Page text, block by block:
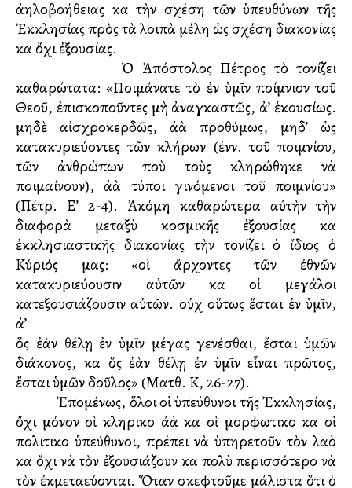
ἀλληλοβοήθειας καὶ τὴν σχέση τῶν ὑπευθύνων τῆς
Ἐκκλησίας πρὸς τὰ λοιπὰ μέλη ὡς σχέση διακονίας
καὶ ὄχι ἐξουσίας.
Ὁ Ἀπόστολος Πέτρος τὸ τονίζει
καθαρώτατα: «Ποιμάνατε τὸ ἐν ὑμῖν ποίμνιον τοῦ
Θεοῦ, ἐπισκοποῦντες μὴ ἀναγκαστῶς, ἀλλ’ ἑκουσίως.
μηδὲ αἰσχροκερδῶς, ἀλλὰ προθύμως, μηδ’ ὡς
κατακυριεύοντες τῶν κλήρων (ἐνν. τοῦ ποιμνίου,
τῶν ἀνθρώπων ποὺ τοὺς κληρώθηκε νὰ
ποιμαίνουν), ἀλλὰ τύποι γινόμενοι τοῦ ποιμνίου»
(Πέτρ. Ε’ 2-4). Ἀκόμη καθαρώτερα αὐτὴν τὴν
διαφορὰ μεταξὺ κοσμικῆς ἐξουσίας καὶ
ἐκκλησιαστικῆς διακονίας τὴν τονίζει ὁ ἴδιος ὁ
Κύριός μας: «οἱ ἄρχοντες τῶν ἐθνῶν
κατακυριεύουσιν αὐτῶν καὶ οἱ μεγάλοι
κατεξουσιάζουσιν αὐτῶν. οὐχ οὕτως ἔσται ἐν ὑμῖν,
ἀλλ’
ὅς ἐὰν θέλῃ ἐν ὑμῖν μέγας γενέσθαι, ἔσται ὑμῶν
διάκονος, καὶ ὅς ἐὰν θέλῃ ἐν ὑμῖν εἶναι πρῶτος,
ἔσται ὑμῶν δοῦλος» (Ματθ. Κ, 26-27).
Ἑπομένως, ὅλοι οἱ ὑπεύθυνοι τῆς Ἐκκλησίας,
ὄχι μόνον οἱ κληρικοὶ ἀλλὰ καὶ οἱ μορφωτικοὶ καὶ οἱ
πολιτικοὶ ὑπεύθυνοι, πρέπει νὰ ὑπηρετοῦν τὸν λαὸ
καὶ ὄχι νὰ τὸν ἐξουσιάζουν καὶ πολὺ περισσότερο νὰ
τὸν ἐκμεταλλεύονται. Ὅταν σκεφτοῦμε μάλιστα ὅτι ὁ